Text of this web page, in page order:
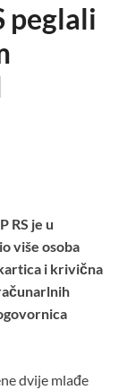
peglali
RS je u
više osoba
i krivična
dvije mlađe